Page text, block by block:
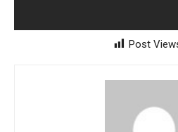
Post